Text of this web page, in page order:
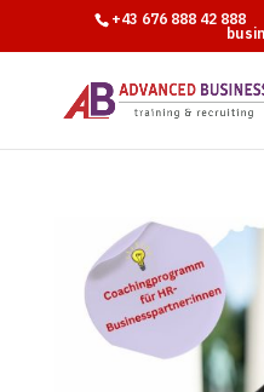
+43 676 888 42 888